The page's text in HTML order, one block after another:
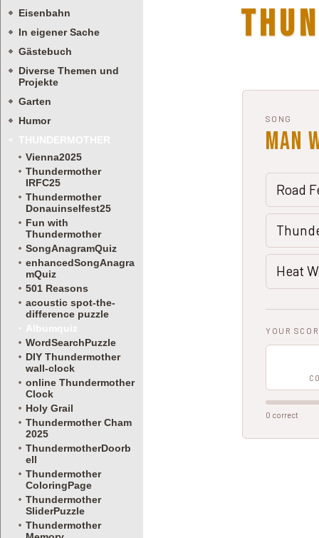
Eisenbahn
In eigener Sache
Gästebuch
Diverse Themen und
Projekte
Garten
Humor
Vienna2025
Thundermother
IRFC25
Thundermother
Donauinselfest25
Fun with
Thundermother
SongAnagramQuiz
enhancedSongAnagra
mQuiz
501 Reasons
acoustic spot-the-
difference puzzle
WordSearchPuzzle
DIY Thundermother
wall-clock
online Thundermother
Clock
Holy Grail
Thundermother Cham
2025
ThundermotherDoorb
ell
Thundermother
ColoringPage
Thundermother
SliderPuzzle
Thundermother